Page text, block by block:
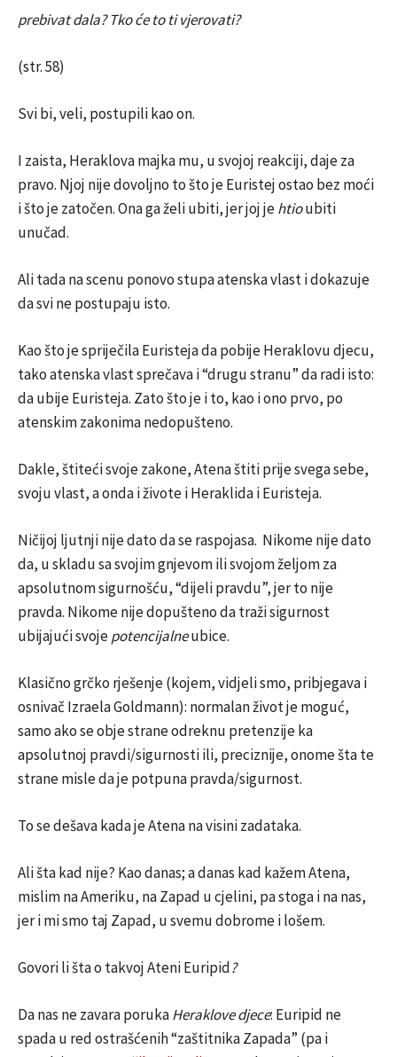
prebivat dala? Tko će to ti vjerovati?
(str. 58)
Svi bi, veli, postupili kao on.
I zaista, Heraklova majka mu, u svojoj reakciji, daje za
pravo. Njoj nije dovoljno to što je Euristej ostao bez moći
i što je zatočen. Ona ga želi ubiti, jer joj jehtioubiti
unučad.
Ali tada na scenu ponovo stupa atenska vlast i dokazuje
da svi ne postupaju isto.
Kao što je spriječila Euristeja da pobije Heraklovu djecu,
tako atenska vlast sprečava i “drugu stranu” da radi isto:
da ubije Euristeja. Zato što je i to, kao i ono prvo, po
atenskim zakonima nedopušteno.
Dakle, štiteći svoje zakone, Atena štiti prije svega sebe,
svoju vlast, a onda i živote i Heraklida i Euristeja.
Ničijoj ljutnji nije dato da se raspojasa. Nikome nije dato
da, u skladu sa svojim gnjevom ili svojom željom za
apsolutnom sigurnošću, “dijeli pravdu”, jer to nije
pravda. Nikome nije dopušteno da traži sigurnost
ubijajući svojepotencijalneubice.
Klasično grčko rješenje (kojem, vidjeli smo, pribjegava i
osnivač Izraela Goldmann): normalan život je moguć,
samo ako se obje strane odreknu pretenzije ka
apsolutnoj pravdi/sigurnosti ili, preciznije, onome šta te
strane misle da je potpuna pravda/sigurnost.
To se dešava kada je Atena na visini zadataka.
Ali šta kad nije? Kao danas; a danas kad kažem Atena,
mislim na Ameriku, na Zapad u cjelini, pa stoga i na nas,
jer i mi smo taj Zapad, u svemu dobrome i lošem.
Govori li šta o takvoj Ateni Euripid?
Da nas ne zavara porukaHeraklove djece: Euripid ne
spada u red ostrašćenih “zaštitnika Zapada” (pa i